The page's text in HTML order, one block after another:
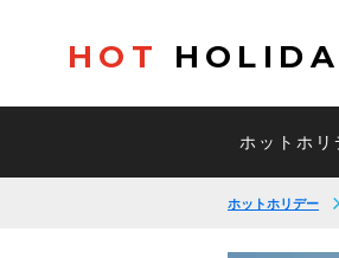
HOT
ホットホリ
ホットホリデー